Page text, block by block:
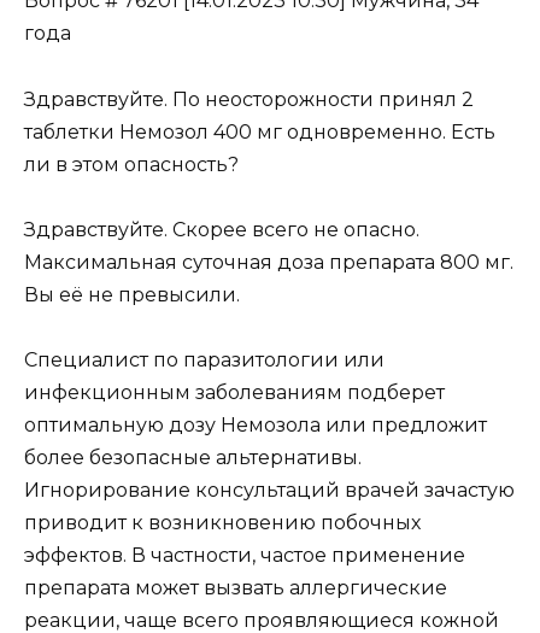
года
Здравствуйте. По неосторожности принял 2
таблетки Немозол 400 мг одновременно. Есть
ли в этом опасность?
Здравствуйте. Скорее всего не опасно.
Максимальная суточная доза препарата 800 мг.
Вы её не превысили.
Специалист по паразитологии или
инфекционным заболеваниям подберет
оптимальную дозу Немозола или предложит
более безопасные альтернативы.
Игнорирование консультаций врачей зачастую
приводит к возникновению побочных
эффектов. В частности, частое применение
препарата может вызвать аллергические
реакции, чаще всего проявляющиеся кожной